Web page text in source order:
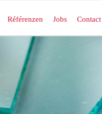
Référenzen Jobs